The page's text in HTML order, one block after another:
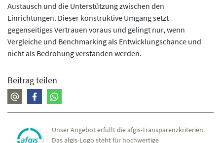
Austausch und die Unterstützung zwischen den
Einrichtungen. Dieser konstruktive Umgang setzt
gegenseitiges Vertrauen voraus und gelingt nur, wenn
Vergleiche und Benchmarking als Entwicklungschance und
nicht als Bedrohung verstanden werden.
Beitrag teilen
Unser Angebot erfüllt die afgis-Transparenzkriterien.
Das afgis-Logo steht für hochwertige